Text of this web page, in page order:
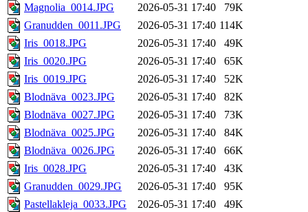
Magnolia_0014.JPG
2026-05-31 17:40
79K
Granudden_0011.JPG
2026-05-31 17:40 114K
Iris_0018.JPG
2026-05-31 17:40
49K
Iris_0020.JPG
2026-05-31 17:40
65K
Iris_0019.JPG
2026-05-31 17:40
52K
Blodnäva_0023.JPG
2026-05-31 17:40
82K
Blodnäva_0027.JPG
2026-05-31 17:40
73K
Blodnäva_0025.JPG
2026-05-31 17:40
84K
Blodnäva_0026.JPG
2026-05-31 17:40
66K
Iris_0028.JPG
2026-05-31 17:40
43K
Granudden_0029.JPG
2026-05-31 17:40
95K
Pastellakleja_0033.JPG
2026-05-31 17:40
49K